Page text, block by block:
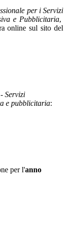
per i Servizi
e Pubblicitaria,
online sul sito del
Servizi
e pubblicitaria:
per l'anno